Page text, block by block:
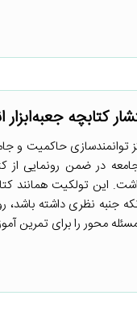
کتابچه
توانمندسازی حاکمیت و
در ضمن رونمایی از
این تولکیت همانند
جنبه نظری داشته
مسئله محور را برای